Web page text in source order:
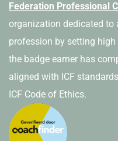
Federation Professional
organization dedicated to
profession by setting high
the badge earner has
aligned with ICF
ICF Code of Ethics.